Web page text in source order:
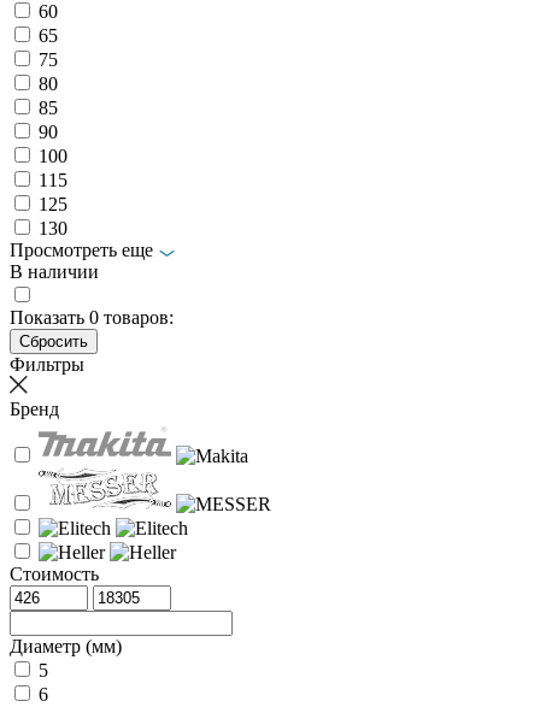
60
65
75
80
85
90
100
115
125
130
Просмотреть еще
В наличии
Показать 0 товаров:
Фильтры
Бренд
Стоимость
Диаметр (мм)
5
6